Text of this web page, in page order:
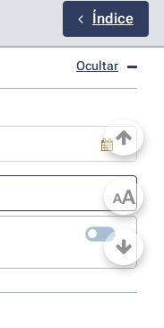
Índice
Ocultar
AA